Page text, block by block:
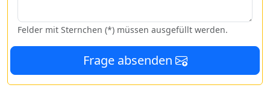
Felder mit Sternchen (*) müssen ausgefüllt werden.
Frage absenden